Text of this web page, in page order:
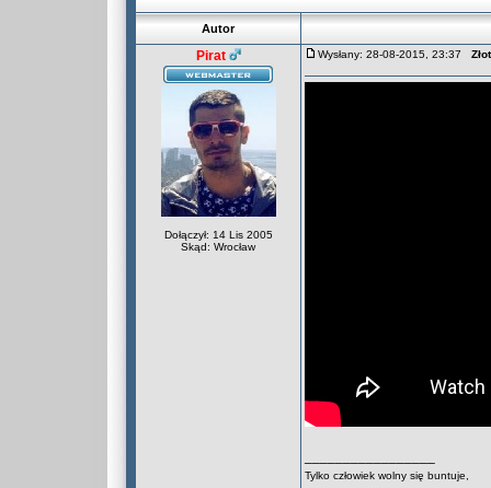
Autor
Pirat
Dołączył: 14 Lis 2005
Skąd: Wrocław
Wysłany: 28-08-2015, 23:37
Tylko człowiek wolny się buntuje,